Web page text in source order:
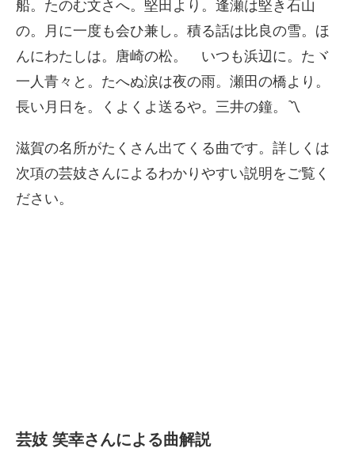
船。たのむ文さへ。堅田より。逢瀬は堅き石山
の。月に一度も会ひ兼し。積る話は比良の雪。ほ
んにわたしは。唐崎の松。 いつも浜辺に。たヾ
一人青々と。たへぬ涙は夜の雨。瀬田の橋より。
長い月日を。くよくよ送るや。三井の鐘。〽
滋賀の名所がたくさん出てくる曲です。詳しくは
次項の芸妓さんによるわかりやすい説明をご覧く
ださい。
芸妓 笑幸さんによる曲解説